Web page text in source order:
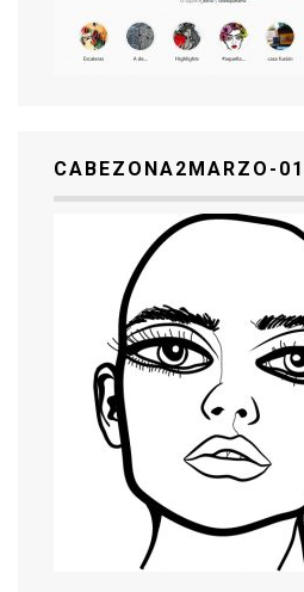
CABEZONA2MARZO-01